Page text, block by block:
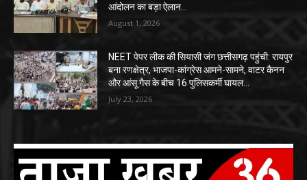
आंदोलन का बड़ा ऐलान…
August 1, 2026
NEET पेपर लीक की सियासी जंग छत्तीसगढ़ पहुंची: रायपुर
बना रणक्षेत्र, भाजपा-कांग्रेस आमने-सामने, वाटर कैनन
और आंसू गैस के बीच 16 पुलिसकर्मी घायल…
July 23, 2026